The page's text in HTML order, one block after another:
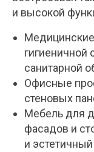
и высокой
санитарной
Офисные
стеновых
Мебель для
фасадов и
и